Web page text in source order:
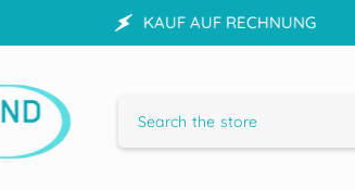
KAUF AUF RECHNUNG